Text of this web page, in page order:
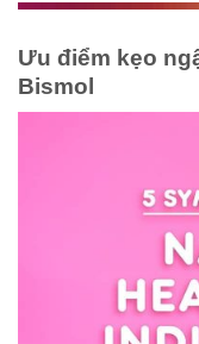
Ưu điểm kẹo
Bismol